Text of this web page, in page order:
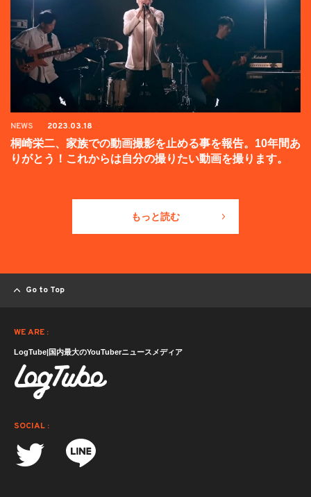
NEWS 2023.03.18
桐崎栄二、家族での動画撮影を止める事を報告。10年間あ
りがとう！これからは自分の撮りたい動画を撮ります。
もっと読む
Go to Top
WE ARE :
LogTube|国内最大のYouTuberニュースメディア
SOCIAL :